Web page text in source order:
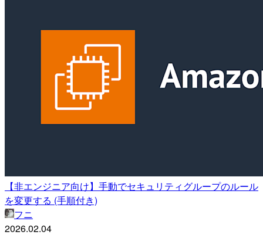
【非エンジニア向け】手動でセキュリティグループのルール
を変更する (手順付き)
フニ
2026.02.04